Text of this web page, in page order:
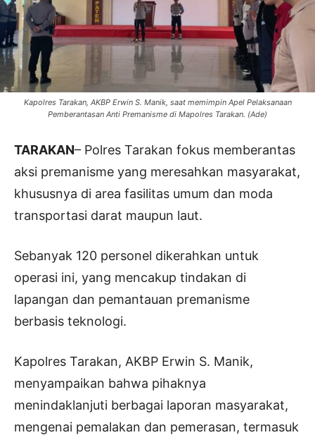
Kapolres Tarakan, AKBP Erwin S. Manik, saat memimpin Apel Pelaksanaan
Pemberantasan Anti Premanisme di Mapolres Tarakan. (Ade)
TARAKAN– Polres Tarakan fokus memberantas
aksi premanisme yang meresahkan masyarakat,
khususnya di area fasilitas umum dan moda
transportasi darat maupun laut.
Sebanyak 120 personel dikerahkan untuk
operasi ini, yang mencakup tindakan di
lapangan dan pemantauan premanisme
berbasis teknologi.
Kapolres Tarakan, AKBP Erwin S. Manik,
menyampaikan bahwa pihaknya
menindaklanjuti berbagai laporan masyarakat,
mengenai pemalakan dan pemerasan, termasuk